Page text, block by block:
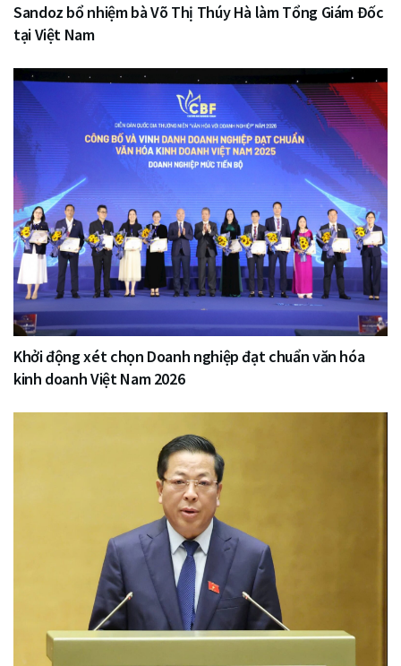
Sandoz bổ nhiệm bà Võ Thị Thúy Hà làm Tổng Giám Đốc
tại Việt Nam
Khởi động xét chọn Doanh nghiệp đạt chuẩn văn hóa
kinh doanh Việt Nam 2026